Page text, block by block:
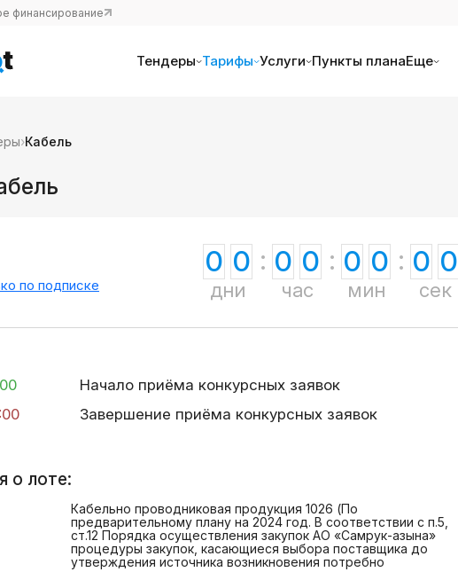
финансирование
Тендеры Тарифы Услуги Пункты планаЕще
›Кабель
по подписке
0 0
дни
0 0
час
0 0
мин
0 0
сек
Начало приёма конкурсных заявок
Завершение приёма конкурсных заявок
о лоте:
Кабельно проводниковая продукция 1026 (По
предварительному плану на 2024 год. В соответствии с п.5,
ст.12 Порядка осуществления закупок АО «Самрук-Қазына»
процедуры закупок, касающиеся выбора поставщика до
утверждения источника возникновения потребно